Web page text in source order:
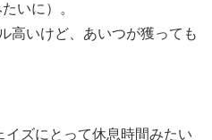
いに）。
高いけど、あいつが獲っても
ズにとって休息時間みたい